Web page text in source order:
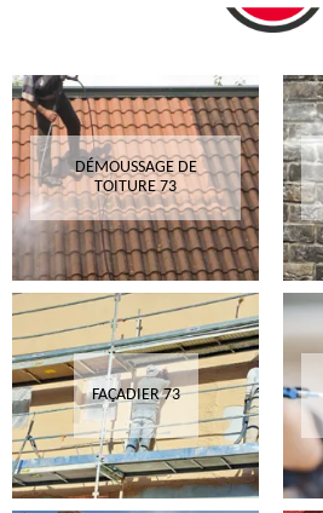
DÉMOUSSAGE DE
TOITURE 73
FAÇADIER 73